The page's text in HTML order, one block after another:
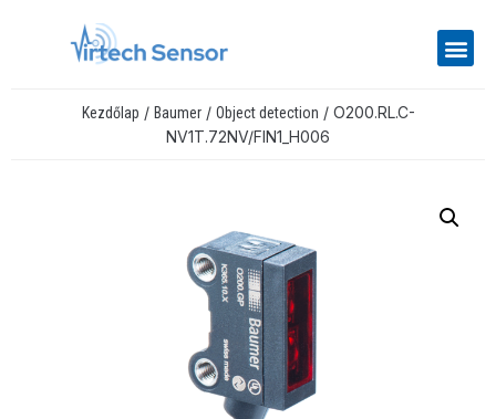
Kezdőlap / Baumer/ Object detection / O200.RL.C-
NV1T.72NV/FIN1_H006